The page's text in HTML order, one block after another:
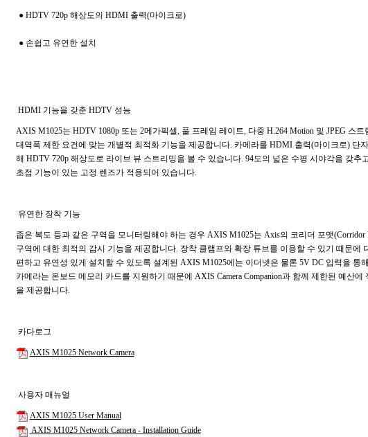
● HDTV 720p 해상도의 HDMI 출력(마이크로)
● 손쉽고 유연한 설치
HDMI 기능을 갖춘 HDTV 성능
AXIS M1025는 HDTV 1080p 또는 2메가픽셀, 풀 프레임 레이트, 다중 H.264 Motion 및 JPEG 스
대역폭 제한 요건에 맞는 개별적 최적화 기능을 제공합니다. 카메라를 HDMI 출력(마이크로) 단
해 HDTV 720p 해상도로 라이브 뷰 스트리밍을 볼 수 있습니다. 94도의 넓은 수평 시야각을 갖추
초점 기능이 있는 고정 렌즈가 적용되어 있습니다.
유연한 장착 기능
좁은 복도 등과 같은 구역을 모니터링해야 하는 경우 AXIS M1025는 Axis의 코리더 포맷(Corridor
구역에 대한 최적의 감시 기능을 제공합니다. 장착 클램프와 확장 튜브를 이용할 수 있기 때문에
편하고 유연성 있게 설치할 수 있도록 설계된 AXIS M1025에는 이더넷은 물론 5V DC 입력을 통
카메라는 온보드 메모리 카드를 지원하기 때문에 AXIS Camera Companion과 함께 제한된 예산에
을 제공합니다.
카다로그
AXIS M1025 Network Camera
사용자 매뉴얼
AXIS M1025 User Manual
AXIS M1025 Network Camera - Installation Guide